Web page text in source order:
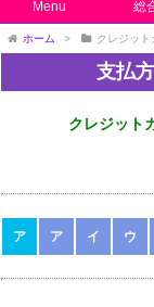
Menu 総
ホーム > クレジット
支払
クレジット
ア ア イ ウ